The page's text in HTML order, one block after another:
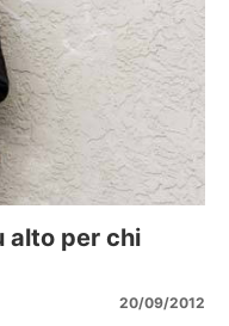
alto per chi
20/09/2012